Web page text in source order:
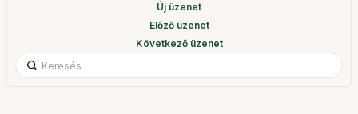
Új üzenet
Előző üzenet
Következő üzenet